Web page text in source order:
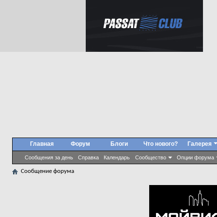
Главная Форум
Сообщения за день Справка Календарь Сообщество Опции форума
Блоги Что нового? Галерея
Сообщение форума